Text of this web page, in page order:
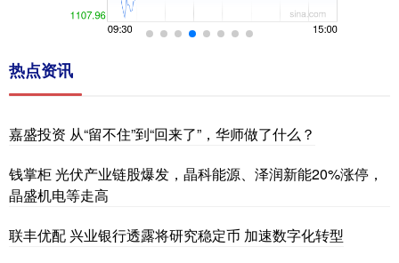
热点资讯
嘉盛投资 从“留不住”到“回来了”，华师做了什么？
钱掌柜 光伏产业链股爆发，晶科能源、泽润新能20%涨停，
晶盛机电等走高
联丰优配 兴业银行透露将研究稳定币 加速数字化转型